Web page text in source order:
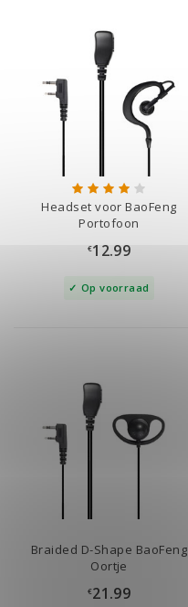
Headset voor BaoFeng
Portofoon
€12.99
Op voorraad
Braided D-Shape BaoFeng
Oortje
€21.99